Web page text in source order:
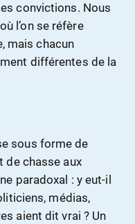
convictions. Nous
l’on se réfère
mais chacun
différentes de la
sous forme de
de chasse aux
paradoxal : y eut-il
médias,
aient dit vrai ? Un